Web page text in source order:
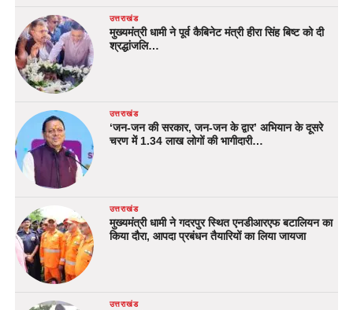
उत्तराखंड
मुख्यमंत्री धामी ने पूर्व कैबिनेट मंत्री हीरा सिंह बिष्ट को दी
श्रद्धांजलि…
उत्तराखंड
‘जन-जन की सरकार, जन-जन के द्वार’ अभियान के दूसरे
चरण में 1.34 लाख लोगों की भागीदारी…
उत्तराखंड
मुख्यमंत्री धामी ने गदरपुर स्थित एनडीआरएफ बटालियन का
किया दौरा, आपदा प्रबंधन तैयारियों का लिया जायजा
उत्तराखंड